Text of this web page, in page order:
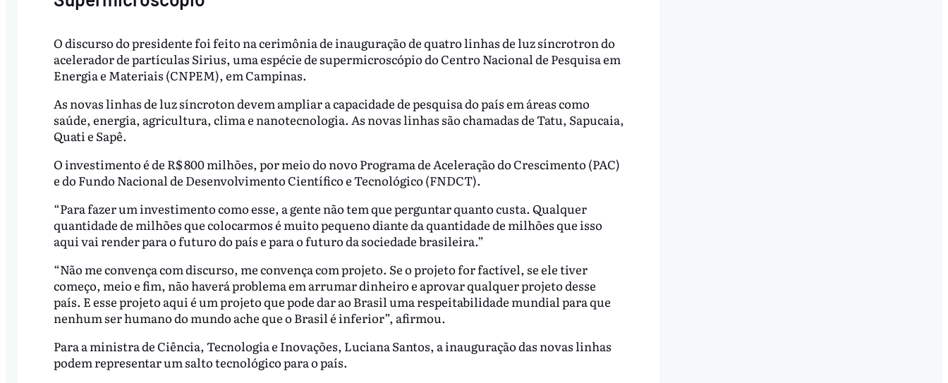
O discurso do presidente foi feito na cerimônia de inauguração de quatro linhas de luz síncrotron do
acelerador de partículas Sirius, uma espécie de supermicroscópio do Centro Nacional de Pesquisa em
Energia e Materiais (CNPEM), em Campinas.
As novas linhas de luz síncroton devem ampliar a capacidade de pesquisa do país em áreas como
saúde, energia, agricultura, clima e nanotecnologia. As novas linhas são chamadas de Tatu, Sapucaia,
Quati e Sapê.
O investimento é de R$ 800 milhões, por meio do novo Programa de Aceleração do Crescimento (PAC)
e do Fundo Nacional de Desenvolvimento Científico e Tecnológico (FNDCT).
“Para fazer um investimento como esse, a gente não tem que perguntar quanto custa. Qualquer
quantidade de milhões que colocarmos é muito pequeno diante da quantidade de milhões que isso
aqui vai render para o futuro do país e para o futuro da sociedade brasileira.”
“Não me convença com discurso, me convença com projeto. Se o projeto for factível, se ele tiver
começo, meio e fim, não haverá problema em arrumar dinheiro e aprovar qualquer projeto desse
país. E esse projeto aqui é um projeto que pode dar ao Brasil uma respeitabilidade mundial para que
nenhum ser humano do mundo ache que o Brasil é inferior”, afirmou.
Para a ministra de Ciência, Tecnologia e Inovações, Luciana Santos, a inauguração das novas linhas
podem representar um salto tecnológico para o país.